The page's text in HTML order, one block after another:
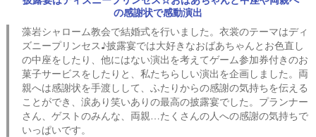
の感謝状で感動演出
藻岩シャローム教会で結婚式を行いました。衣裳のテーマはディ
ズニープリンセス♪披露宴では大好きなおばあちゃんとお色直し
の中座をしたり、他にはない演出を考えてゲーム参加券付きのお
菓子サービスをしたりと、私たちらしい演出を企画しました。両
親へは感謝状を手渡しして、ふたりからの感謝の気持ちを伝える
ことができ、涙あり笑いありの最高の披露宴でした。プランナー
さん、ゲストのみんな、両親…たくさんの人への感謝の気持ちで
いっぱいです。